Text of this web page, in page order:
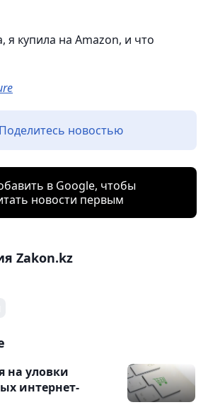
я купила на Amazon, и что
Поделитесь новостью
в Google, чтобы
новости первым
Zakon.kz
на уловки
интернет-